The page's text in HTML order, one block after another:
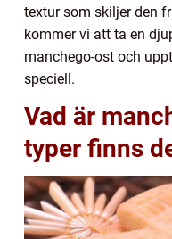
textur som skiljer den
kommer vi att ta en
manchego-ost och
speciell.
Vad är
typer finns